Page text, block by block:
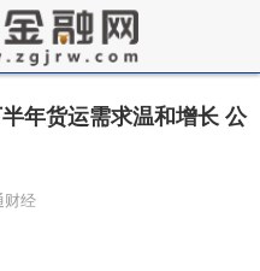
年货运需求温和增长 公
财经